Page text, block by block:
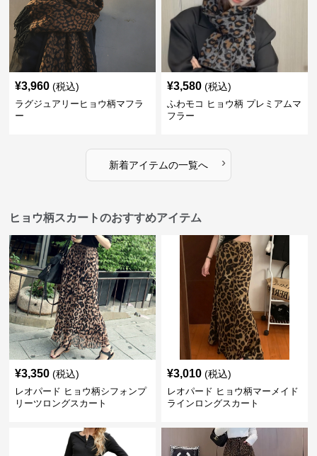
¥3,960 (税込)
ラグジュアリーヒョウ柄マフラ
ー
¥3,580 (税込)
ふわモコ ヒョウ柄 プレミアムマ
フラー
新着アイテムの一覧へ ›
ヒョウ柄スカートのおすすめアイテム
¥3,350 (税込)
レオパード ヒョウ柄シフォンプ
リーツロングスカート
¥3,010 (税込)
レオパード ヒョウ柄マーメイド
ラインロングスカート